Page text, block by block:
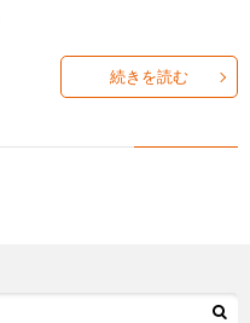
続きを読む